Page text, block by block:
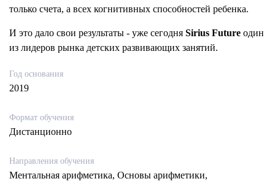
только счета, а всех когнитивных способностей ребенка.
И это дало свои результаты - уже сегодня Sirius Future один
из лидеров рынка детских развивающих занятий.
Год основания
2019
Формат обучения
Дистанционно
Направления обучения
Ментальная арифметика, Основы арифметики,